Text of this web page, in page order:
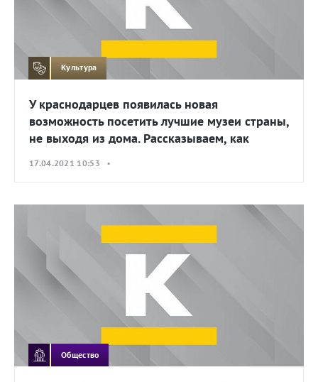
Культура
У краснодарцев появилась новая
возможность посетить лучшие музеи страны,
не выходя из дома. Рассказываем, как
17.04.2021 10:53 •
Общество